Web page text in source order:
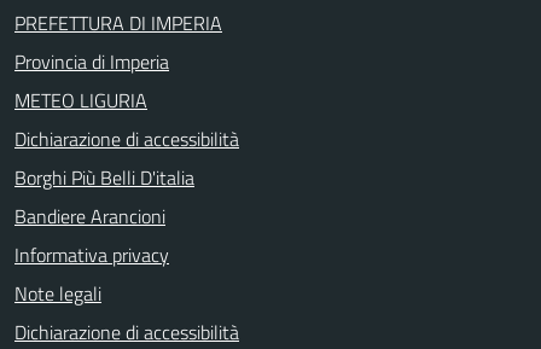
PREFETTURA DI IMPERIA
Provincia di Imperia
METEO LIGURIA
Dichiarazione di accessibilità
Borghi Più Belli D'italia
Bandiere Arancioni
Informativa privacy
Note legali
Dichiarazione di accessibilità